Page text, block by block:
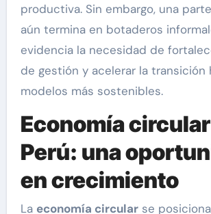
productiva. Sin embargo, una
aún termina en botaderos
evidencia la necesidad de
de gestión y acelerar la transición
modelos más sostenibles.
Economía
Perú: una
en crecimiento
La economía circularse